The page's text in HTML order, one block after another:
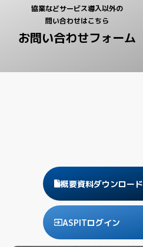
協業などサービス導入以外の
問い合わせはこちら
お問い合わせフォーム
概要資料ダウンロード
ASPITログイン